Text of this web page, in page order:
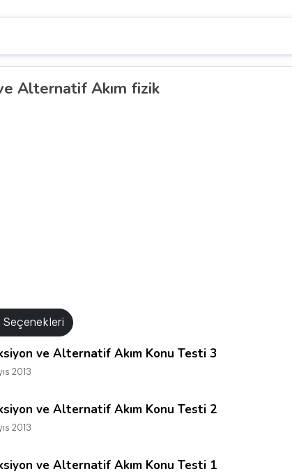
Alternatif Akım fizik
Seçenekleri
ve Alternatif Akım Konu Testi 3
2013
ve Alternatif Akım Konu Testi 2
2013
ve Alternatif Akım Konu Testi 1